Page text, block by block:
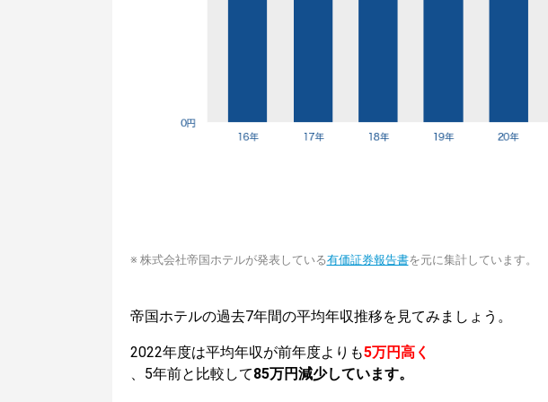
※ 株式会社帝国ホテルが発表している有価証券報告書を元に集計しています。
帝国ホテルの過去7年間の平均年収推移を見てみましょう。
2022年度は平均年収が前年度よりも5万円高く
、5年前と比較して85万円減少しています。